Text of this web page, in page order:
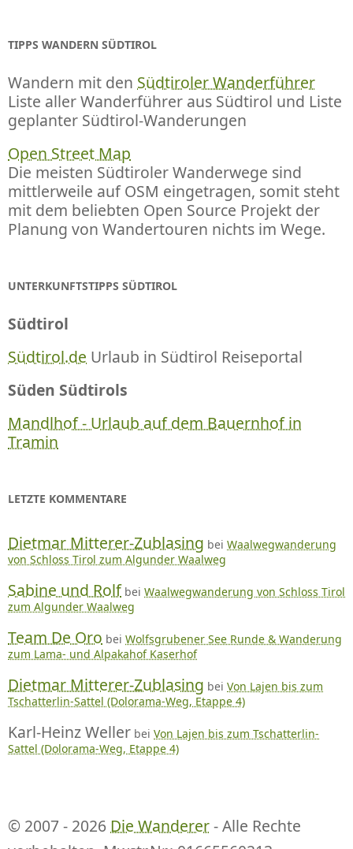
TIPPS WANDERN SÜDTIROL
Wandern mit den Südtiroler Wanderführer
Liste aller Wanderführer aus Südtirol und Liste
geplanter Südtirol-Wanderungen
Open Street Map
Die meisten Südtiroler Wanderwege sind
mittlerweile auf OSM eingetragen, somit steht
mit dem beliebten Open Source Projekt der
Planung von Wandertouren nichts im Wege.
UNTERKUNFTSTIPPS SÜDTIROL
Südtirol
Südtirol.de Urlaub in Südtirol Reiseportal
Süden Südtirols
Mandlhof - Urlaub auf dem Bauernhof in
Tramin
LETZTE KOMMENTARE
Dietmar Mitterer-Zublasing bei Waalwegwanderung
von Schloss Tirol zum Algunder Waalweg
Sabine und Rolf bei Waalwegwanderung von Schloss Tirol
zum Algunder Waalweg
Team De Oro bei Wolfsgrubener See Runde & Wanderung
zum Lama- und Alpakahof Kaserhof
Dietmar Mitterer-Zublasing bei Von Lajen bis zum
Tschatterlin-Sattel (Dolorama-Weg, Etappe 4)
Karl-Heinz Weller bei Von Lajen bis zum Tschatterlin-
Sattel (Dolorama-Weg, Etappe 4)
© 2007 - 2026 Die Wanderer- Alle Rechte